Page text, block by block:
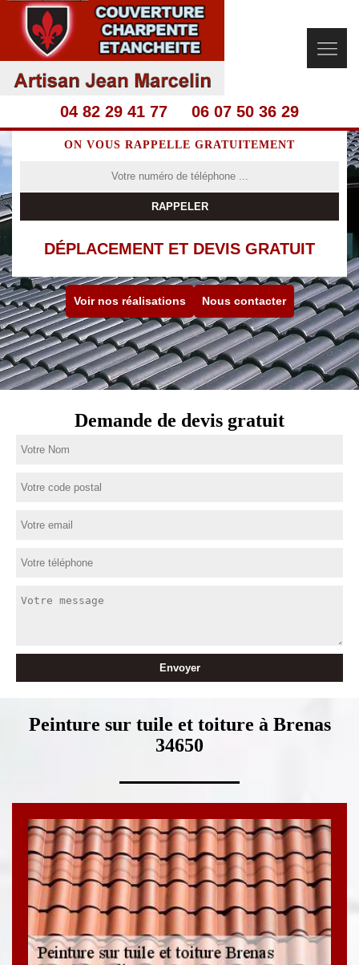
04 82 29 41 77 06 07 50 36 29
ON VOUS RAPPELLE GRATUITEMENT
DÉPLACEMENT ET DEVIS GRATUIT
Voir nos réalisations Nous contacter
Demande de devis gratuit
Peinture sur tuile et toiture à Brenas
34650